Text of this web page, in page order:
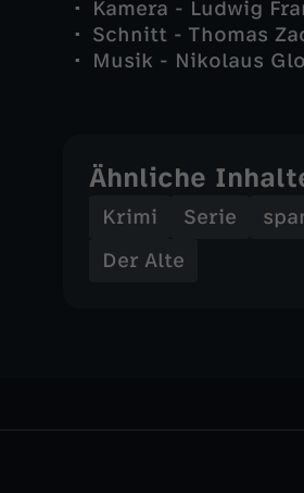
Kamera - Ludwig
Schnitt - Thomas
Musik - Nikolaus
Ähnliche
Krimi Serie
Der Alte